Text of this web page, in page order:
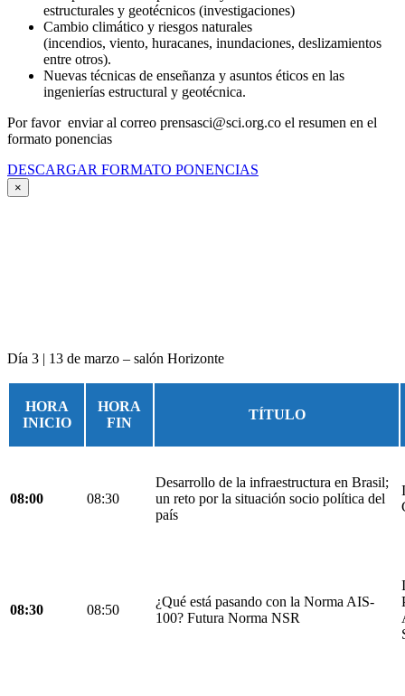
estructurales y geotécnicos (investigaciones)
Cambio climático y riesgos naturales
(incendios, viento, huracanes, inundaciones, deslizamientos
entre otros).
Nuevas técnicas de enseñanza y asuntos éticos en las
ingenierías estructural y geotécnica.
Por favor enviar al correo prensasci@sci.org.co el resumen en el
formato ponencias
DESCARGAR FORMATO PONENCIAS
×
Día 3 | 13 de marzo – salón Horizonte
HORA
INICIO
HORA
FIN
TÍTULO
08:00 08:30
Desarrollo de la infraestructura en Brasil;
un reto por la situación socio política del
país
08:30 08:50
¿Qué está pasando con la Norma AIS-
100? Futura Norma NSR